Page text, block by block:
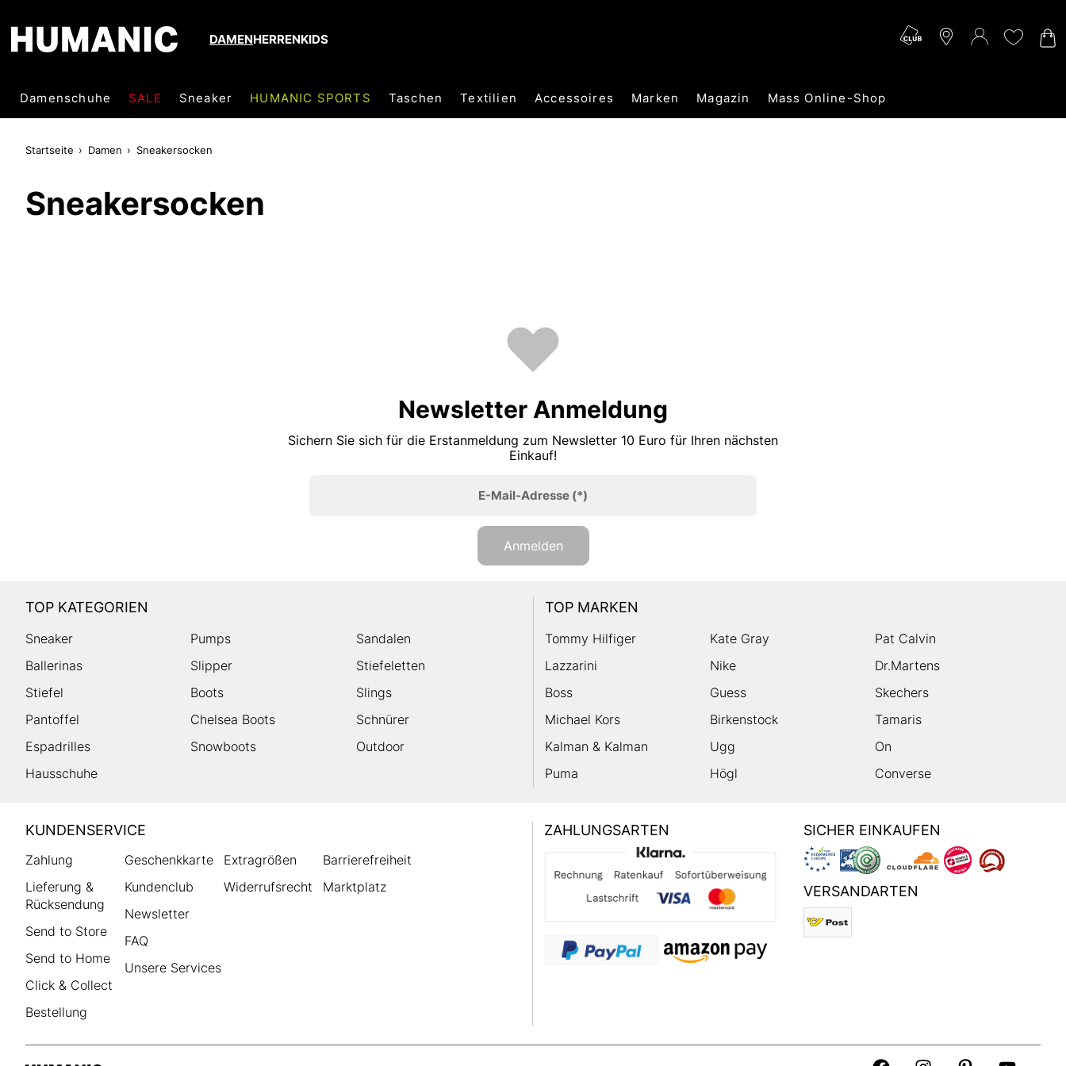
DAMENHERRENKIDS
Damenschuhe SALE Sneaker HUMANIC SPORTS Taschen Textilien Accessoires Marken Magazin Mass Online-Shop
Startseite Damen Sneakersocken
Sneakersocken
Newsletter Anmeldung
Sichern Sie sich für die Erstanmeldung zum Newsletter 10 Euro für Ihren nächsten
Einkauf!
E-Mail-Adresse(*)
Anmelden
TOP KATEGORIEN
Sneaker Pumps
Sandalen
Ballerinas
Slipper
Stiefeletten
Stiefel
Boots
Slings
Pantoffel
Chelsea Boots
Schnürer
Espadrilles
Snowboots
Outdoor
Hausschuhe
TOP MARKEN
Tommy Hilfiger Kate Gray
Pat Calvin
Lazzarini
Nike
Dr.Martens
Boss
Guess
Skechers
Michael Kors
Birkenstock
Tamaris
Kalman & Kalman
Ugg
On
Puma
Högl Converse
HUMANIC
Footer
KUNDENSERVICE
Zahlung
Lieferung &
Rücksendung
Send to Store
Send to Home
Click & Collect
Bestellung
Geschenkkarte
Kundenclub
Newsletter
FAQ
Unsere Services
Extragrößen
Widerrufsrecht
Barrierefreiheit
Marktplatz
ZAHLUNGSARTEN SICHER EINKAUFEN
VERSANDARTEN